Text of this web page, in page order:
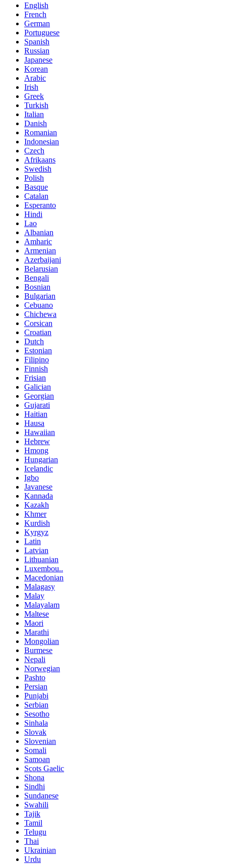
English
French
German
Portuguese
Spanish
Russian
Japanese
Korean
Arabic
Irish
Greek
Turkish
Italian
Danish
Romanian
Indonesian
Czech
Afrikaans
Swedish
Polish
Basque
Catalan
Esperanto
Hindi
Lao
Albanian
Amharic
Armenian
Azerbaijani
Belarusian
Bengali
Bosnian
Bulgarian
Cebuano
Chichewa
Corsican
Croatian
Dutch
Estonian
Filipino
Finnish
Frisian
Galician
Georgian
Gujarati
Haitian
Hausa
Hawaiian
Hebrew
Hmong
Hungarian
Icelandic
Igbo
Javanese
Kannada
Kazakh
Khmer
Kurdish
Kyrgyz
Latin
Latvian
Lithuanian
Luxembou..
Macedonian
Malagasy
Malay
Malayalam
Maltese
Maori
Marathi
Mongolian
Burmese
Nepali
Norwegian
Pashto
Persian
Punjabi
Serbian
Sesotho
Sinhala
Slovak
Slovenian
Somali
Samoan
Scots Gaelic
Shona
Sindhi
Sundanese
Swahili
Tajik
Tamil
Telugu
Thai
Ukrainian
Urdu